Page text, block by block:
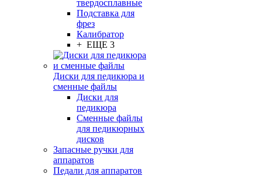
твердосплавные
Подставка для
фрез
Калибратор
+ ЕЩЕ 3
Диски для педикюра и
сменные файлы
Диски для
педикюра
Сменные файлы
для педикюрных
дисков
Запасные ручки для
аппаратов
Педали для аппаратов